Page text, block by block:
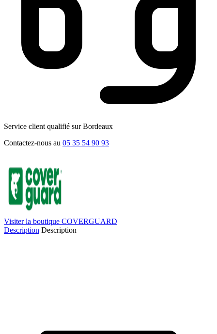
Service client qualifié sur Bordeaux
Contactez-nous au 05 35 54 90 93
Visiter la boutique COVERGUARD
Description Description